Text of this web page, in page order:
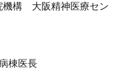
構 大阪精神医療セン
棟医長